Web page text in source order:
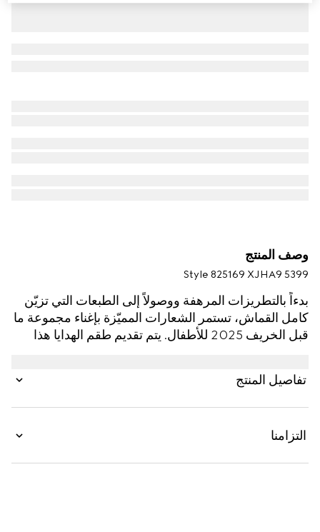
وصف المنتج
Style ‎825169 XJHA9 5399
بدءاً بالتطريزات المرهفة ووصولاً إلى الطبعات التي تزيّن
كامل القماش، تستمر الشعارات المميّزة بإغناء مجموعة ما
قبل الخريف 2025 للأطفال. يتم تقديم طقم الهدايا هذا
مع قبعة متناسقة.
تفاصيل المنتج
التزامنا